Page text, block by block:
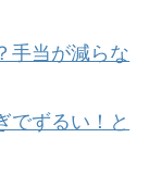
手当が減らな
でずるい！と